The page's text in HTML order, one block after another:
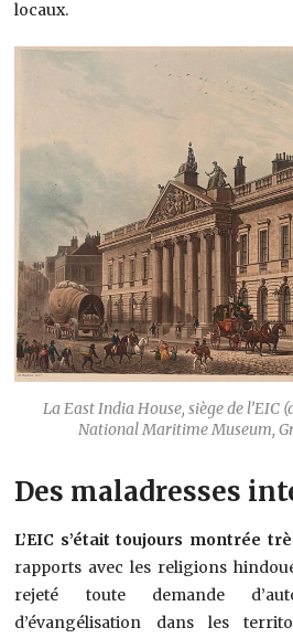
locaux.
La East India House, siège de l’EIC
National Maritime Museum,
Des maladresses
L’EIC s’était toujours montrée
rapports avec les religions
rejeté toute demande
d’évangélisation dans les